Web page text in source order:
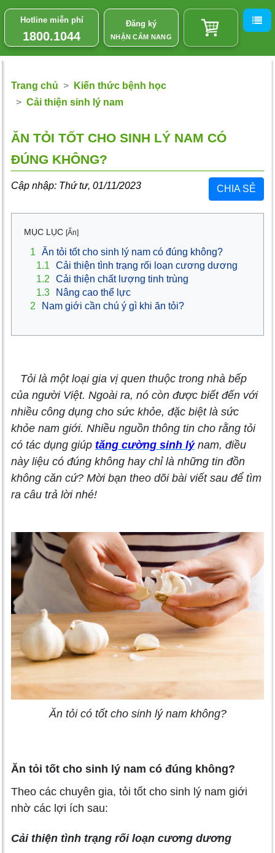
Hotline miễn phí
1800.1044
Đăng ký
NHẬN CẨM NANG
Trang chủ
Kiến thức bệnh học
Cải thiện sinh lý nam
ĂN TỎI TỐT CHO SINH LÝ NAM CÓ
ĐÚNG KHÔNG?
Cập nhập: Thứ tư, 01/11/2023 CHIA SẺ
MỤC LỤC [Ẩn]
1
Ăn tỏi tốt cho sinh lý nam có đúng không?
1.1
Cải thiện tình trạng rối loạn cương dương
1.2
Cải thiện chất lượng tinh trùng
1.3
Nâng cao thể lực
2
Nam giới cần chú ý gì khi ăn tỏi?
Tỏi là một loại gia vị quen thuộc trong nhà bếp
của người Việt. Ngoài ra, nó còn được biết đến với
nhiều công dụng cho sức khỏe, đặc biệt là sức
khỏe nam giới. Nhiều nguồn thông tin cho rằng tỏi
có tác dụng giúp tăng cường sinh lýnam, điều
này liệu có đúng không hay chỉ là những tin đồn
không căn cứ? Mời bạn theo dõi bài viết sau để tìm
ra câu trả lời nhé!
Ăn tỏi có tốt cho sinh lý nam không?
Ăn tỏi tốt cho sinh lý nam có đúng không?
Theo các chuyên gia, tỏi tốt cho sinh lý nam giới
nhờ các lợi ích sau:
Cải thiện tình trạng rối loạn cương dương